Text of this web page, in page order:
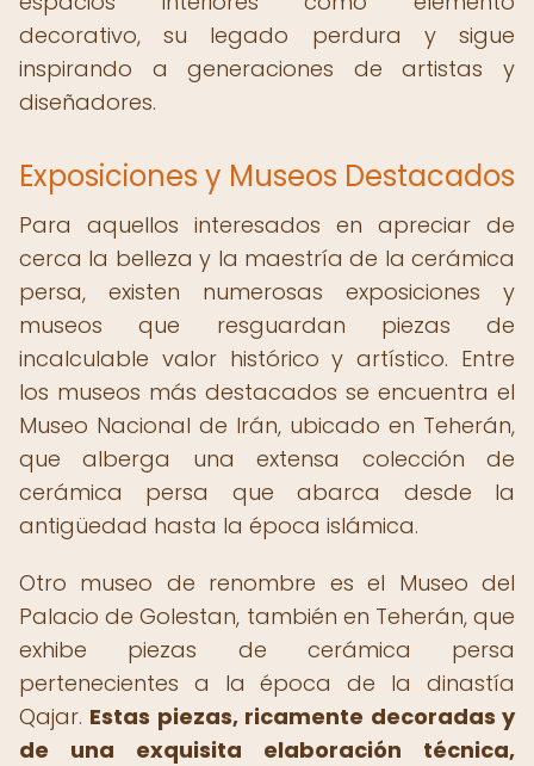
decorativo, su legado perdura y sigue
inspirando a generaciones de artistas y
diseñadores.
Exposiciones y Museos Destacados
Para aquellos interesados en apreciar de
cerca la belleza y la maestría de la cerámica
persa, existen numerosas exposiciones y
museos que resguardan piezas de
incalculable valor histórico y artístico. Entre
los museos más destacados se encuentra el
Museo Nacional de Irán, ubicado en Teherán,
que alberga una extensa colección de
cerámica persa que abarca desde la
antigüedad hasta la época islámica.
Otro museo de renombre es el Museo del
Palacio de Golestan, también en Teherán, que
exhibe piezas de cerámica persa
pertenecientes a la época de la dinastía
Qajar. Estas piezas, ricamente decoradas y
de una exquisita elaboración técnica,